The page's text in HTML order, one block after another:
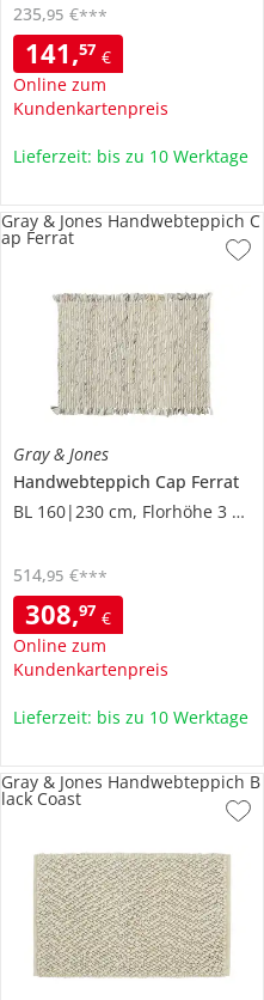
141,57 €
Online zum
Kundenkartenpreis
235,95 €***
Lieferzeit: bis zu 10 Werktage
Gray & Jones
Handwebteppich Cap Ferrat
BL 160|230 cm, Florhöhe 3 cm
308,97 €
Online zum
Kundenkartenpreis
514,95 €***
Gray & Jones Handwebteppich C
ap Ferrat
Lieferzeit: bis zu 10 Werktage
Gray & Jones Handwebteppich B
lack Coast